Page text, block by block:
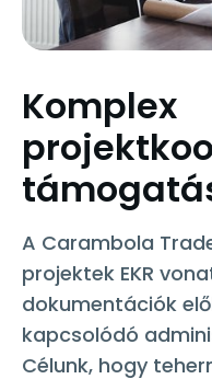
Komplex
A Carambola
projektek EKR
dokumentációk
kapcsolódó
Célunk, hogy